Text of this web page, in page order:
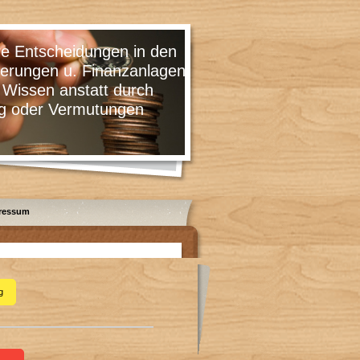
in den
Finanzanlagen
anstatt durch